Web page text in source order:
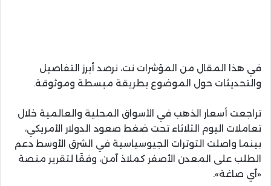
في هذا المقال من المؤشرات نت، نرصد أبرز التفاصيل
والتحديثات حول الموضوع بطريقة مبسطة وموثوقة.
تراجعت أسعار الذهب في الأسواق المحلية والعالمية خلال
تعاملات اليوم الثلاثاء تحت ضغط صعود الدولار الأمريكي،
بينما واصلت التوترات الجيوسياسية في الشرق الأوسط دعم
الطلب على المعدن الأصفر كملاذ آمن، وفقًا لتقرير منصة
«آي صاغة».